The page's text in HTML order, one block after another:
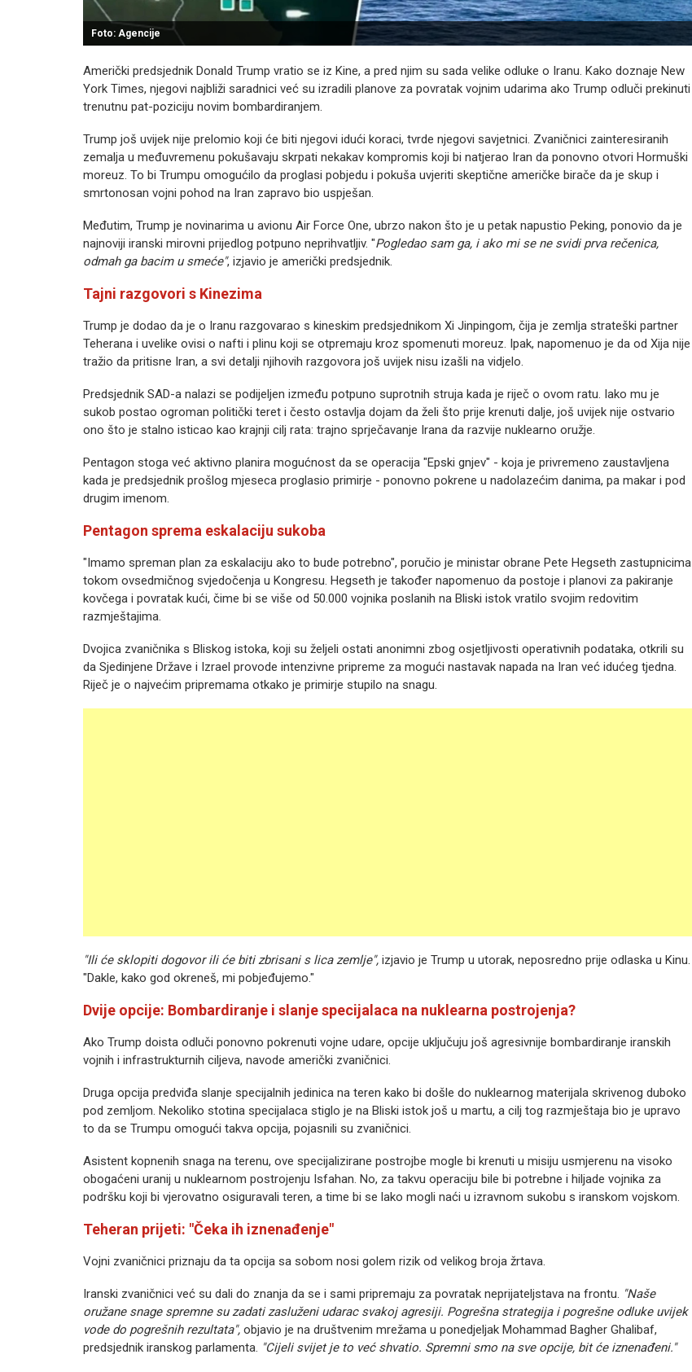
Foto: Agencije
Američki predsjednik Donald Trump vratio se iz Kine, a pred njim su sada velike odluke o Iranu. Kako doznaje New
York Times, njegovi najbliži saradnici već su izradili planove za povratak vojnim udarima ako Trump odluči prekinuti
trenutnu pat-poziciju novim bombardiranjem.
Trump još uvijek nije prelomio koji će biti njegovi idući koraci, tvrde njegovi savjetnici. Zvaničnici zainteresiranih
zemalja u međuvremenu pokušavaju skrpati nekakav kompromis koji bi natjerao Iran da ponovno otvori Hormuški
moreuz. To bi Trumpu omogućilo da proglasi pobjedu i pokuša uvjeriti skeptične američke birače da je skup i
smrtonosan vojni pohod na Iran zapravo bio uspješan.
Međutim, Trump je novinarima u avionu Air Force One, ubrzo nakon što je u petak napustio Peking, ponovio da je
najnoviji iranski mirovni prijedlog potpuno neprihvatljiv. "Pogledao sam ga, i ako mi se ne svidi prva rečenica,
odmah ga bacim u smeće", izjavio je američki predsjednik.
Tajni razgovori s Kinezima
Trump je dodao da je o Iranu razgovarao s kineskim predsjednikom Xi Jinpingom, čija je zemlja strateški partner
Teherana i uvelike ovisi o nafti i plinu koji se otpremaju kroz spomenuti moreuz. Ipak, napomenuo je da od Xija nije
tražio da pritisne Iran, a svi detalji njihovih razgovora još uvijek nisu izašli na vidjelo.
Predsjednik SAD-a nalazi se podijeljen između potpuno suprotnih struja kada je riječ o ovom ratu. Iako mu je
sukob postao ogroman politički teret i često ostavlja dojam da želi što prije krenuti dalje, još uvijek nije ostvario
ono što je stalno isticao kao krajnji cilj rata: trajno sprječavanje Irana da razvije nuklearno oružje.
Pentagon stoga već aktivno planira mogućnost da se operacija "Epski gnjev" - koja je privremeno zaustavljena
kada je predsjednik prošlog mjeseca proglasio primirje - ponovno pokrene u nadolazećim danima, pa makar i pod
drugim imenom.
Pentagon sprema eskalaciju sukoba
"Imamo spreman plan za eskalaciju ako to bude potrebno", poručio je ministar obrane Pete Hegseth zastupnicima
tokom ovsedmičnog svjedočenja u Kongresu. Hegseth je također napomenuo da postoje i planovi za pakiranje
kovčega i povratak kući, čime bi se više od 50.000 vojnika poslanih na Bliski istok vratilo svojim redovitim
razmještajima.
Dvojica zvaničnika s Bliskog istoka, koji su željeli ostati anonimni zbog osjetljivosti operativnih podataka, otkrili su
da Sjedinjene Države i Izrael provode intenzivne pripreme za mogući nastavak napada na Iran već idućeg tjedna.
Riječ je o najvećim pripremama otkako je primirje stupilo na snagu.
"Ili će sklopiti dogovor ili će biti zbrisani s lica zemlje", izjavio je Trump u utorak, neposredno prije odlaska u Kinu.
"Dakle, kako god okreneš, mi pobjeđujemo."
Dvije opcije: Bombardiranje i slanje specijalaca na nuklearna postrojenja?
Ako Trump doista odluči ponovno pokrenuti vojne udare, opcije uključuju još agresivnije bombardiranje iranskih
vojnih i infrastrukturnih ciljeva, navode američki zvaničnici.
Druga opcija predviđa slanje specijalnih jedinica na teren kako bi došle do nuklearnog materijala skrivenog duboko
pod zemljom. Nekoliko stotina specijalaca stiglo je na Bliski istok još u martu, a cilj tog razmještaja bio je upravo
to da se Trumpu omogući takva opcija, pojasnili su zvaničnici.
Asistent kopnenih snaga na terenu, ove specijalizirane postrojbe mogle bi krenuti u misiju usmjerenu na visoko
obogaćeni uranij u nuklearnom postrojenju Isfahan. No, za takvu operaciju bile bi potrebne i hiljade vojnika za
podršku koji bi vjerovatno osiguravali teren, a time bi se lako mogli naći u izravnom sukobu s iranskom vojskom.
Teheran prijeti: "Čeka ih iznenađenje"
Vojni zvaničnici priznaju da ta opcija sa sobom nosi golem rizik od velikog broja žrtava.
Iranski zvaničnici već su dali do znanja da se i sami pripremaju za povratak neprijateljstava na frontu. "Naše
oružane snage spremne su zadati zasluženi udarac svakoj agresiji. Pogrešna strategija i pogrešne odluke uvijek
vode do pogrešnih rezultata", objavio je na društvenim mrežama u ponedjeljak Mohammad Bagher Ghalibaf,
predsjednik iranskog parlamenta. "Cijeli svijet je to već shvatio. Spremni smo na sve opcije, bit će iznenađeni."